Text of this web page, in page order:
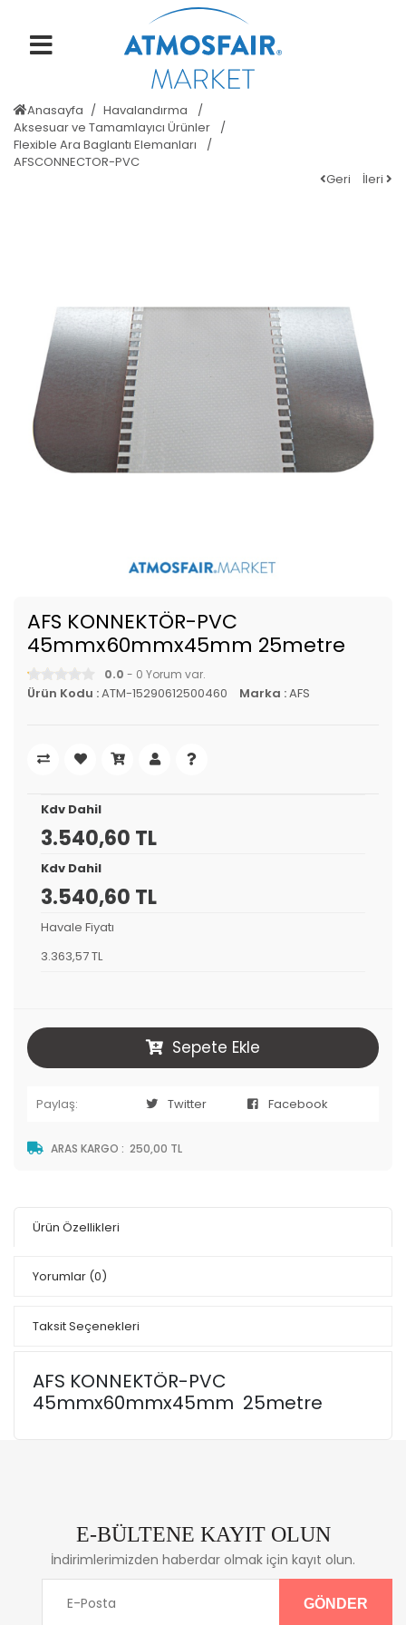
Anasayfa
Havalandırma
Aksesuar ve Tamamlayıcı Ürünler
Flexible Ara Baglantı Elemanları
AFSCONNECTOR-PVC
Geri
İleri
AFS KONNEKTÖR-PVC
45mmx60mmx45mm 25metre
0.0 - 0 Yorum var.
Ürün Kodu :ATM-15290612500460 Marka :AFS
Kdv Dahil
3.540,60 TL
Kdv Dahil
3.540,60 TL
Havale Fiyatı
3.363,57 TL
Sepete Ekle
Paylaş: Twitter Facebook
ARAS KARGO : 250,00 TL
Ürün Özellikleri
Yorumlar (0)
Taksit Seçenekleri
AFS KONNEKTÖR-PVC
45mmx60mmx45mm 25metre
E-BÜLTENE KAYIT OLUN
İndirimlerimizden haberdar olmak için kayıt olun.